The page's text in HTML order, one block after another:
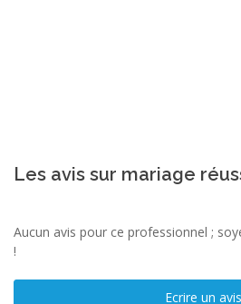
Les avis sur mariage
Aucun avis pour ce professionnel ;
!
Ecrire un avis